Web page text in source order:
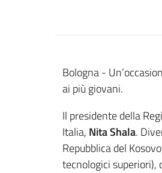
Contenuto
Bologna -
ai più giovani.
Il presidentedella
Italia, Nita Shala.
Repubblica del
tecnologici superiori),